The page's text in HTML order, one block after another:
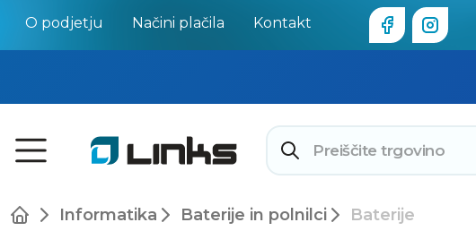
O podjetju Načini plačila Kontakt
Informatika Baterije in polnilci Baterije